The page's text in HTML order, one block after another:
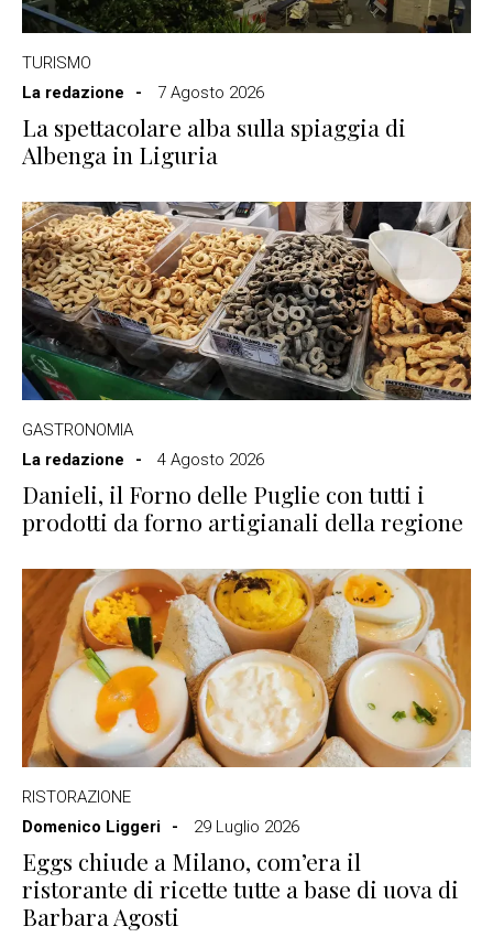
TURISMO
La redazione
7 Agosto 2026
La spettacolare alba sulla spiaggia di
Albenga in Liguria
GASTRONOMIA
La redazione
4 Agosto 2026
Danieli, il Forno delle Puglie con tutti i
prodotti da forno artigianali della regione
RISTORAZIONE
Domenico Liggeri
29 Luglio 2026
Eggs chiude a Milano, com’era il
ristorante di ricette tutte a base di uova di
Barbara Agosti